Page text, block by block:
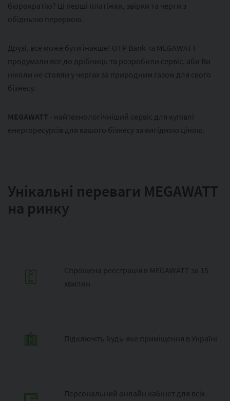
бюрократію? Ці перші платіжки, звірки та черги з
обідньою перервою.
Друзі, все може бути інакше! OTP Bank та MEGAWATT
продумали все до дрібниць та розробили сервіс, аби Ви
ніколи не стояли у чергах за природним газом для свого
бізнесу.
MEGAWATT - найтехнологічніший сервіс для купівлі
енергоресурсів для вашого бізнесу за вигідною ціною.
Унікальні переваги MEGAWATT
на ринку
Спрощена реєстрація в MEGAWATT за 15
хвилин
Підключіть будь-яке приміщення в Україні
Персональний онлайн кабінет для всіх